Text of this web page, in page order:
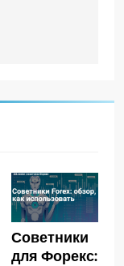
Советники
для Форекс: